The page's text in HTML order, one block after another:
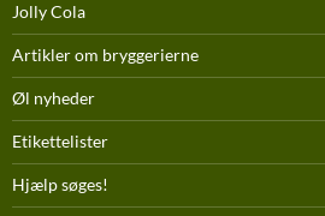
Jolly Cola
Artikler om bryggerierne
Øl nyheder
Etikettelister
Hjælp søges!